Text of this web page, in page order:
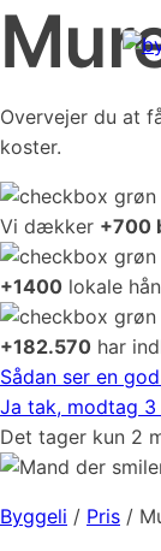
Overvejer du at
koster.
Vi dækker +700
+1400 lokale
+182.570 har
Sådan ser en
Ja tak, modtag
Det tager kun 2
Byggeli / Pris /